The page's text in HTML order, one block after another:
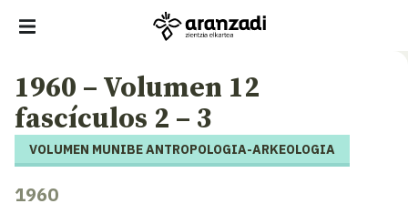
1960 – Volumen 12
fascículos 2 – 3
VOLUMEN MUNIBE ANTROPOLOGIA-ARKEOLOGIA
1960